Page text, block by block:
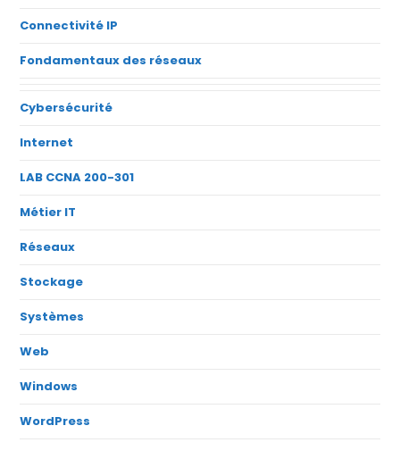
Connectivité IP
Fondamentaux des réseaux
Cybersécurité
Internet
LAB CCNA 200-301
Métier IT
Réseaux
Stockage
Systèmes
Web
Windows
WordPress